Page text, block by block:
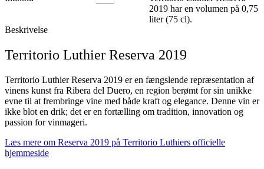
2019 har en volumen på 0,75
liter (75 cl).
Beskrivelse
Territorio Luthier Reserva 2019
Territorio Luthier Reserva 2019 er en fængslende repræsentation af
vinens kunst fra Ribera del Duero, en region berømt for sin unikke
evne til at frembringe vine med både kraft og elegance. Denne vin er
ikke blot en drik; det er en fortælling om tradition, innovation og
passion for vinmageri.
Læs mere om Reserva 2019 på Territorio Luthiers officielle
hjemmeside